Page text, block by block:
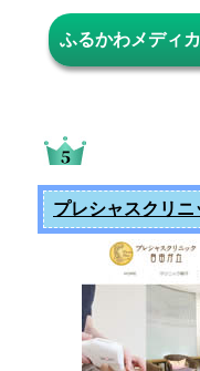
ふるかわメディ
プレシャスクリニ